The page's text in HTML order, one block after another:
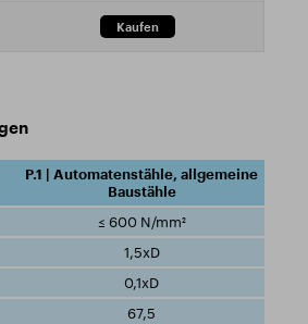
P.1 | Automatenstähle, allgemeine
Baustähle
≤ 600 N/mm²
1,5xD
0,1xD
67,5